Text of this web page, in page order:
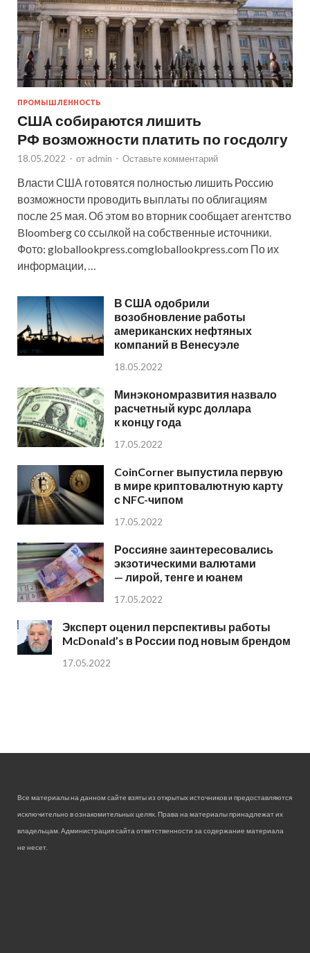
ПРОМЫШЛЕННОСТЬ
США собираются лишить
РФ возможности платить по госдолгу
18.05.2022 - от admin - Оставьте комментарий
Власти США готовятся полностью лишить Россию
возможности проводить выплаты по облигациям
после 25 мая. Об этом во вторник сообщает агентство
Bloomberg со ссылкой на собственные источники.
Фото: globallookpress.comgloballookpress.com По их
информации, …
В США одобрили
возобновление работы
американских нефтяных
компаний в Венесуэле
18.05.2022
Минэкономразвития назвало
расчетный курс доллара
к концу года
17.05.2022
CoinCorner выпустила первую
в мире криптовалютную карту
с NFC-чипом
17.05.2022
Россияне заинтересовались
экзотическими валютами
— лирой, тенге и юанем
17.05.2022
Эксперт оценил перспективы работы
McDonald’s в России под новым брендом
17.05.2022
Все материалы на данном сайте взяты из открытых источников и предоставляются
исключительно в ознакомительных целях. Права на материалы принадлежат их
владельцам. Администрация сайта ответственности за содержание материала
не несет.